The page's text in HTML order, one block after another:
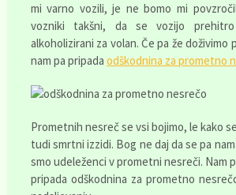
mi varno vozili, je ne bomo mi
vozniki takšni, da se vozijo
alkoholizirani za volan. Če pa že
nam pa pripada odškodnina za prometno
Prometnih nesreč se vsi bojimo, le kako
tudi smrtni izzidi. Bog ne daj da se pa
smo udeleženci v prometni nesreči. Nam
pripada odškodnina za prometno